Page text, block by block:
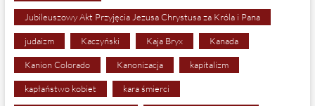
Jubileuszowy Akt Przyjęcia Jezusa Chrystusa za Króla i Pana
judaizm Kaczyński Kaja Bryx Kanada
Kanion Colorado Kanonizacja kapitalizm
kapłaństwo kobiet kara śmierci